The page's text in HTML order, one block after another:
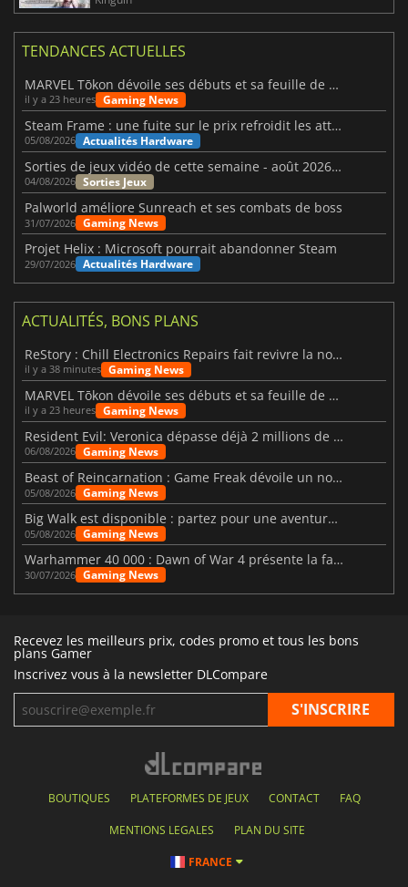
TENDANCES ACTUELLES
MARVEL Tōkon dévoile ses débuts et sa feuille de route
il y a 23 heures Gaming News
Steam Frame : une fuite sur le prix refroidit les attentes VR
05/08/2026 Actualités Hardware
Sorties de jeux vidéo de cette semaine - août 2026 (semaine 32)
04/08/2026 Sorties Jeux
Palworld améliore Sunreach et ses combats de boss
31/07/2026 Gaming News
Projet Helix : Microsoft pourrait abandonner Steam
29/07/2026 Actualités Hardware
ACTUALITÉS, BONS PLANS
ReStory : Chill Electronics Repairs fait revivre la nostalgie des années 2000
il y a 38 minutes Gaming News
MARVEL Tōkon dévoile ses débuts et sa feuille de route
il y a 23 heures Gaming News
Resident Evil: Veronica dépasse déjà 2 millions de wishlists
06/08/2026 Gaming News
Beast of Reincarnation : Game Freak dévoile un nouveau pari
05/08/2026 Gaming News
Big Walk est disponible : partez pour une aventure entre amis
05/08/2026 Gaming News
Warhammer 40 000 : Dawn of War 4 présente la faction des Nécrons
30/07/2026 Gaming News
Recevez les meilleurs prix, codes promo et tous les bons
plans Gamer
Inscrivez vous à la newsletter DLCompare
BOUTIQUES PLATEFORMES DE JEUX CONTACT FAQ
MENTIONS LEGALES PLAN DU SITE
FRANCE